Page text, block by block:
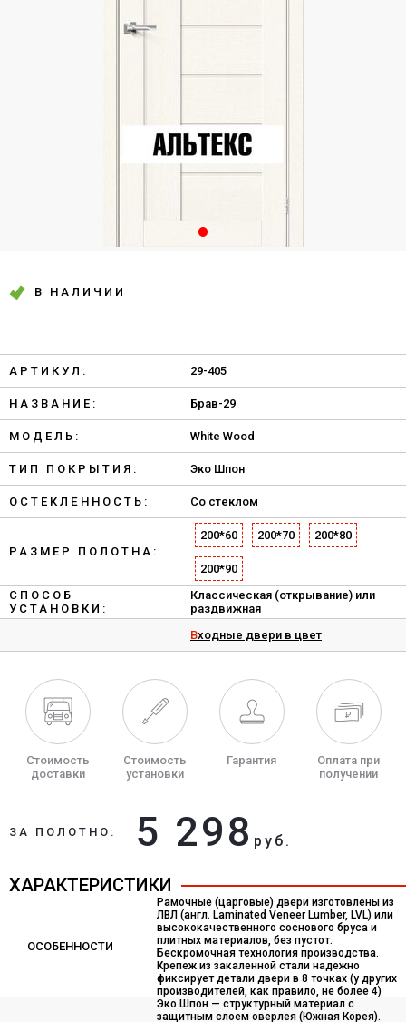
В НАЛИЧИИ
АРТИКУЛ: 29-405
НАЗВАНИЕ: Брав-29
МОДЕЛЬ: White Wood
ТИП ПОКРЫТИЯ: Эко Шпон
ОСТЕКЛЁННОСТЬ: Со стеклом
РАЗМЕР ПОЛОТНА:
200*60 200*70 200*80
200*90
СПОСОБ
УСТАНОВКИ:
Классическая (открывание) или
раздвижная
Входные двери в цвет
Стоимость
доставки
Стоимость
установки
Гарантия
Оплата при
получении
ЗА ПОЛОТНО: 5 298 руб.
ХАРАКТЕРИСТИКИ
ОСОБЕННОСТИ
Рамочные (царговые) двери изготовлены из
ЛВЛ (англ. Laminated Veneer Lumber, LVL) или
высококачественного соснового бруса и
плитных материалов, без пустот.
Бескромочная технология производства.
Крепеж из закаленной стали надежно
фиксирует детали двери в 8 точках (у других
производителей, как правило, не более 4)
Эко Шпон — структурный материал с
защитным слоем оверлея (Южная Корея).